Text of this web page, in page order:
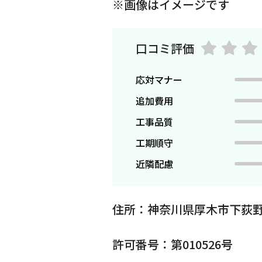
※画像はイメージです
口コミ評価
応対マナー
追加費用
工事品質
工期順守
近隣配慮
住所：神奈川県厚木市下荻
許可番号：第010526号